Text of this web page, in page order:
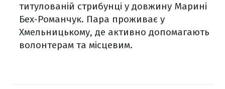
титулованій стрибунці у довжину Марині
Бех-Романчук. Пара проживає у
Хмельницькому, де активно допомагають
волонтерам та місцевим.